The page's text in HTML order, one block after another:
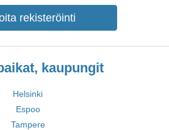
rekisteröinti
kaupungit
Helsinki
Espoo
Tampere